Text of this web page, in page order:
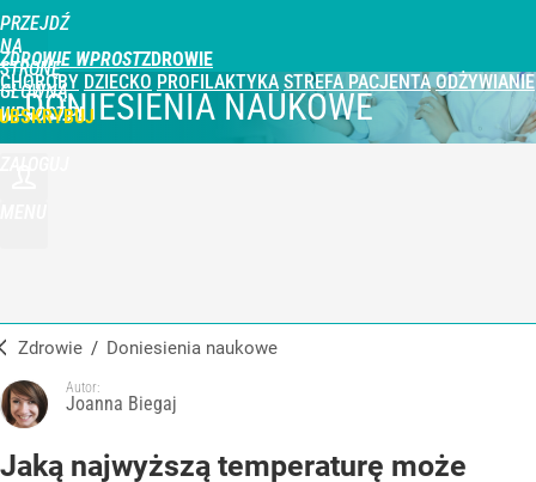
PRZEJDŹ
NA
STRONĘ
GŁÓWNĄ
WPROST.PL
ZDROWIE WPROST
CHOROBY DZIECKO PROFILAKTYKA STREFA PACJENTA ODŻYWIANIE
DONIESIENIA NAUKOWE
Zdrowie / Doniesienia naukowe
Autor:
Joanna Biegaj
Jaką najwyższą temperaturę może